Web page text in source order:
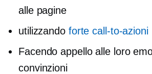
alle pagine
utilizzando fortecall-to-azioni
Facendo appello alle loro
convinzioni